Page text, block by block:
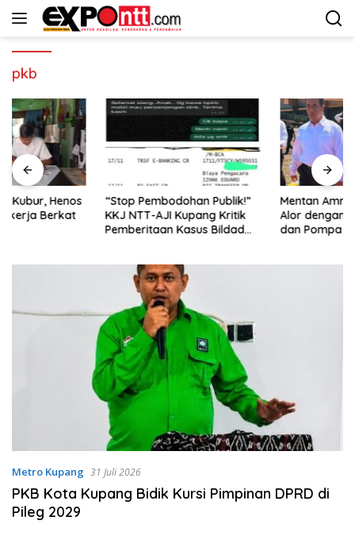
Langsung
pkb
“Stop Pembodohan Publik!”
KKJ NTT-AJI Kupang Kritik
Pemberitaan Kasus Bildad
Mentan Amran Janji Banjiri
Alor dengan Bibit, Traktor
dan Pompa Air untuk Tekan
Metro Kupang 31 Juli 2026
PKB Kota Kupang Bidik Kursi Pimpinan DPRD di
Pileg 2029